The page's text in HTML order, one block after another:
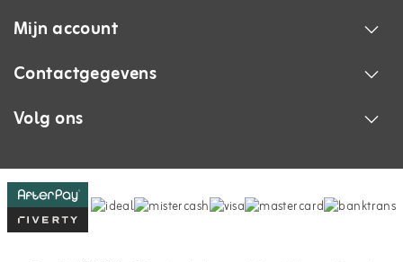
Mijn account
Contactgegevens
Volg ons